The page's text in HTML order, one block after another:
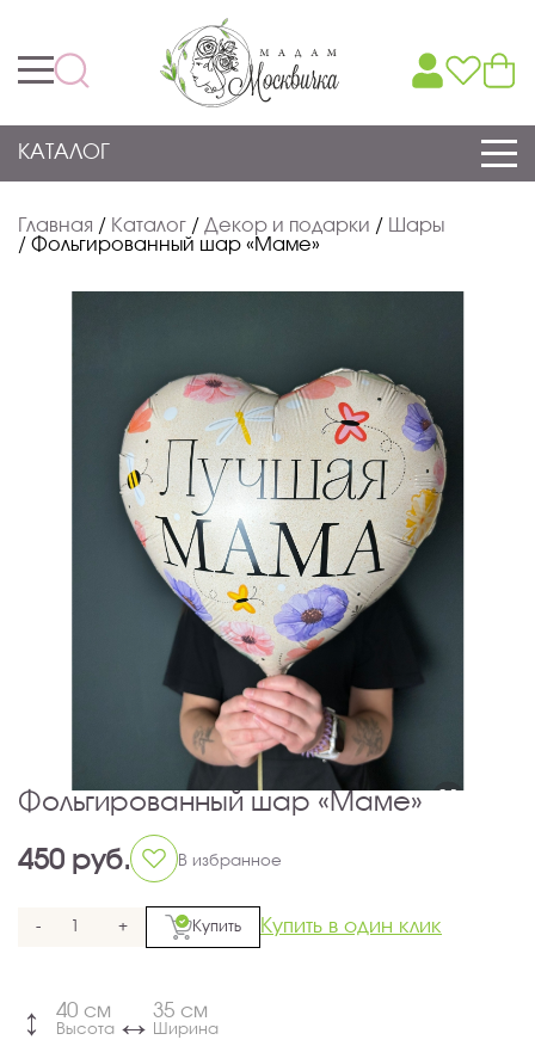
КАТАЛОГ
Главная / Каталог / Декор и подарки / Шары
/ Фольгированный шар «Маме»
Фольгированный шар «Маме»
450 руб. В избранное
- + Купить Купить в один клик
↔ 40 см
Высота ↔ 35 см
Ширина